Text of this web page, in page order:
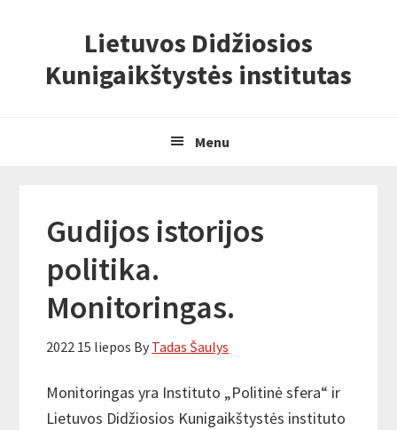
primary
navigation
content
primary
sidebar
Lietuvos Didžiosios
Kunigaikštystės institutas
Menu
Gudijos istorijos
politika.
Monitoringas.
2022 15 liepos By Tadas Šaulys
Monitoringas yra Instituto „Politinė sfera“ ir
Lietuvos Didžiosios Kunigaikštystės instituto